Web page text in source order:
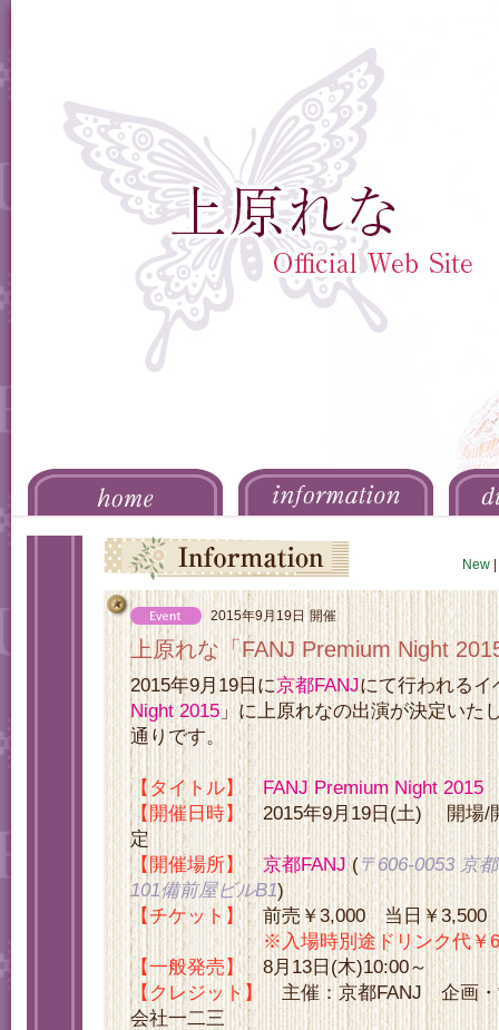
New
2015年9月19日 開催
上原れな「FANJ Premium Night
2015年9月19日に京都FANJにて行われるイ
Night 2015」に上原れなの出演が決定いた
通りです。
【タイトル】
FANJ Premium Night 2015
【開催日時】2015年9月19日(土) 開場/
定
【開催場所】
京都FANJ(〒606-0053 京
101備前屋ビルB1)
【チケット】前売￥3,000 当日￥
※入場時別途ドリンク代￥
【一般発売】8月13日(木)10:00～
【クレジット】主催：京都FANJ 企画・
会社一二三